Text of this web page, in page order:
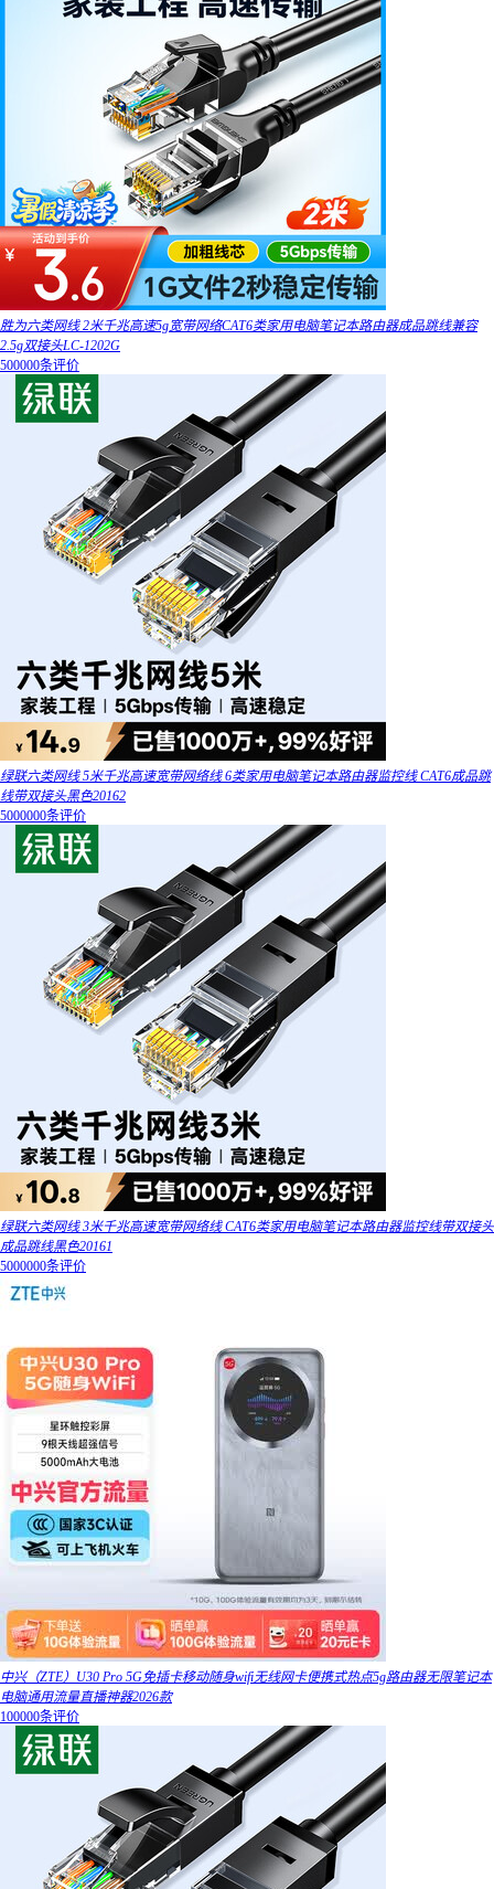
胜为六类网线 2米千兆高速5g宽带网络CAT6类家用电脑笔记本路由器成品跳线兼容
2.5g双接头LC-1202G
500000条评价
绿联六类网线 5米千兆高速宽带网络线 6类家用电脑笔记本路由器监控线 CAT6成品跳
线带双接头黑色20162
5000000条评价
绿联六类网线 3米千兆高速宽带网络线 CAT6类家用电脑笔记本路由器监控线带双接头
成品跳线黑色20161
5000000条评价
中兴（ZTE）U30 Pro 5G免插卡移动随身wifi无线网卡便携式热点5g路由器无限笔记本
电脑通用流量直播神器2026款
100000条评价